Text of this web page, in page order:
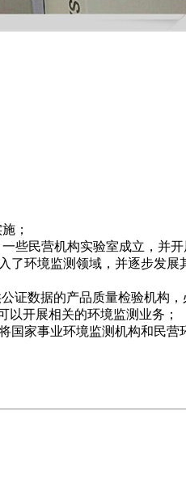
；
些民营机构实验室成立，并开
了环境监测领域，并逐步发展
证数据的产品质量检验机构
以开展相关的环境监测业务；
家事业环境监测机构和民